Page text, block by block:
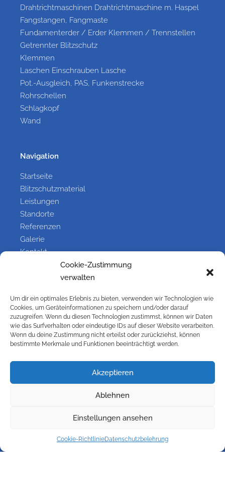
Cookie-Zustimmung
verwalten
Um dir ein optimales Erlebnis zu bieten, verwenden wir Technologien wie
Cookies, um Geräteinformationen zu speichern und/oder darauf
zuzugreifen. Wenn du diesen Technologien zustimmst, können wir Daten
wie das Surfverhalten oder eindeutige IDs auf dieser Website verarbeiten.
Wenn du deine Zustimmung nicht erteilst oder zurückziehst, können
bestimmte Merkmale und Funktionen beeinträchtigt werden.
Akzeptieren
Ablehnen
Einstellungen ansehen
Cookie-RichtlinieDatenschutzbelehrung
Drahtrichtmaschinen Drahtrichtmaschine m. Haspel
Fangstangen, Fangmaste
Fundamenterder / Erder Klemmen / Trennstellen
Getrennter Blitzschutz
Klemmen
Laschen Einschrauben Lasche
Pot.-Ausgleich, PAS, Funkenstrecke
Rohrschellen
Schlagkopf
Wand
Navigation
Startseite
Blitzschutzmaterial
Leistungen
Standorte
Referenzen
Galerie
Kontakt
Kontakt
Impressum
Versandbedingungen
Widerrufsbelehrung
Datenschutzbelehrung
AGB